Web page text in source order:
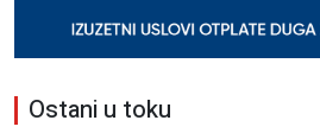
Ostani u toku